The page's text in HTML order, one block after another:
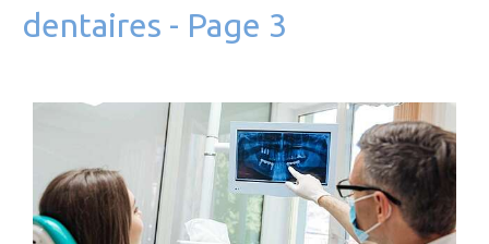
dentaires - Page 3